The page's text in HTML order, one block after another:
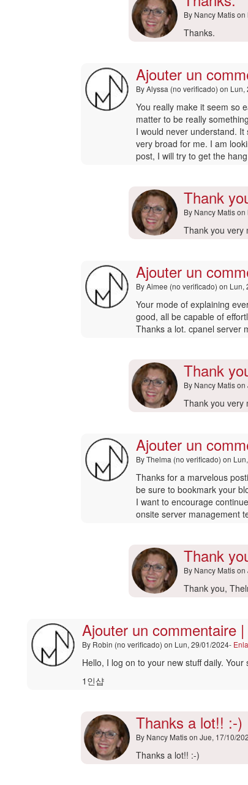
por
Nancy
Matis
By Nancy Matison
En
Ajouter
un
commentaire
|
Drupal
por
Lou
(no
Thanks.
Ajouter un
ByAlyssa (no verificado) on Lun,
En
respuesta
a
:-)
por
You really make it seem so
matter to be really
I would never understand.
very broad for me. I am
post, I will try to get the
Thank
By Nancy Matison
En
Ajouter
un
commentaire
|
Drupal
por
verificado)
Thank you very
Ajouter un
ByAimee (no verificado) on Lun,
En
respuesta
a
Nancy
Matis
Your mode of explaining
good, all be capable of
Thanks a lot. cpanel server
Thank
By Nancy Matison
En
Ajouter
un
commentaire
|
Drupal
por
Aimee
Thank you very
Ajouter un
ByThelma (no verificado) on
En
respuesta
a
:-)
Matis
Thanks for a marvelous
be sure to bookmark your
I want to encourage
onsite server management
Thank
By Nancy Matison
En
Ajouter
un
commentaire
|
verificado)
Thank you,
Ajouter un commentaire
By Robin (no verificado) on Lun, 29/01/2024-
En
respuesta
a
admin
por
marcoo
(no
verificado)
Hello, I log on to your new stuff daily.
1인샵
Thanks a lot!! :-)
By Nancy Matison Jue, 17/10/
En
Thanks a lot!! :-)